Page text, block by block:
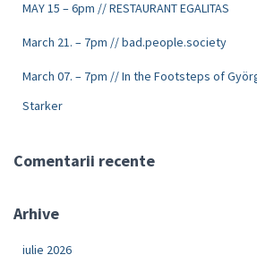
MAY 15 – 6pm // RESTAURANT EGALITAS
March 21. – 7pm // bad.people.society
March 07. – 7pm // In the Footsteps of
Starker
Comentarii recente
Arhive
iulie 2026